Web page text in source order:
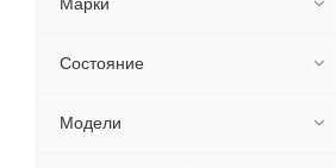
Состояние
Модели